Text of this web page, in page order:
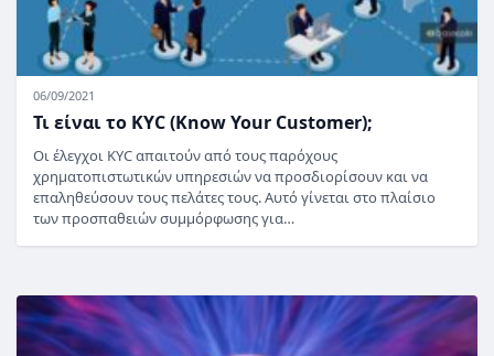
06/09/2021
Τι είναι το KYC (Know Your Customer);
Οι έλεγχοι KYC απαιτούν από τους παρόχους
χρηματοπιστωτικών υπηρεσιών να προσδιορίσουν και να
επαληθεύσουν τους πελάτες τους. Αυτό γίνεται στο πλαίσιο
των προσπαθειών συμμόρφωσης για…